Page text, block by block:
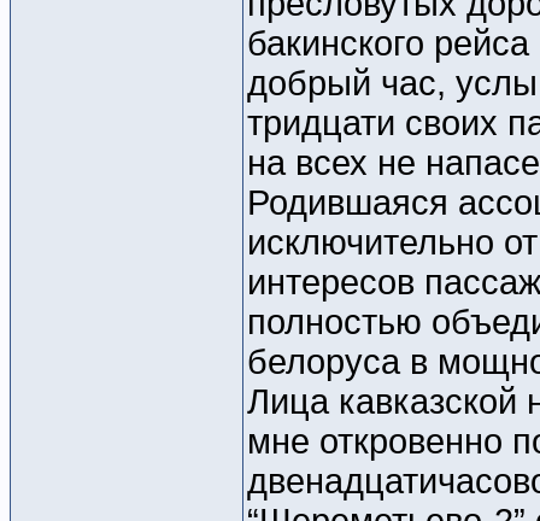
бакинского
добрый час,
тридцати своих
на всех не
Родившаяся
исключительно
интересов
полностью
белоруса в
Лица кавказской
мне откровенно